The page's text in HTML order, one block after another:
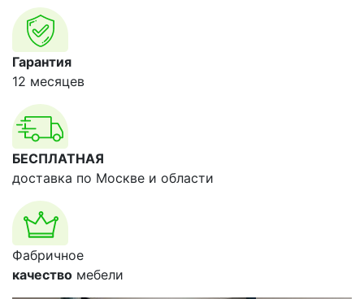
Гарантия
12 месяцев
БЕСПЛАТНАЯ
доставка по Москве и области
Фабричное
качество мебели